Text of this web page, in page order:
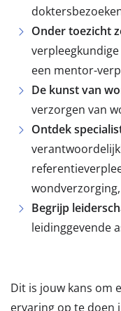
Onder toezicht
een mentor-
De kunst van
verzorgen van
Ontdek
Begrijp
leidinggevende
Dit is jouw kans om
ervaring op te doen